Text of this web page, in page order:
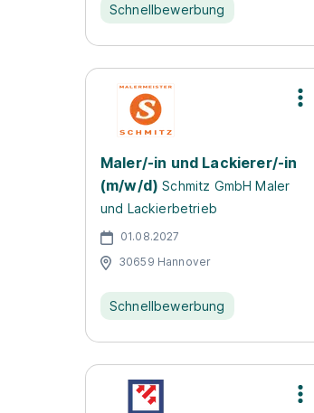
Schnellbewerbung
Maler/-in und Lackierer/-in
(m/w/d) Schmitz GmbH Maler
und Lackierbetrieb
01.08.2027
30659 Hannover
Schnellbewerbung